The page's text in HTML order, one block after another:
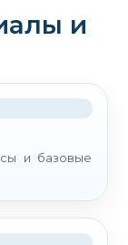
и
и базовые